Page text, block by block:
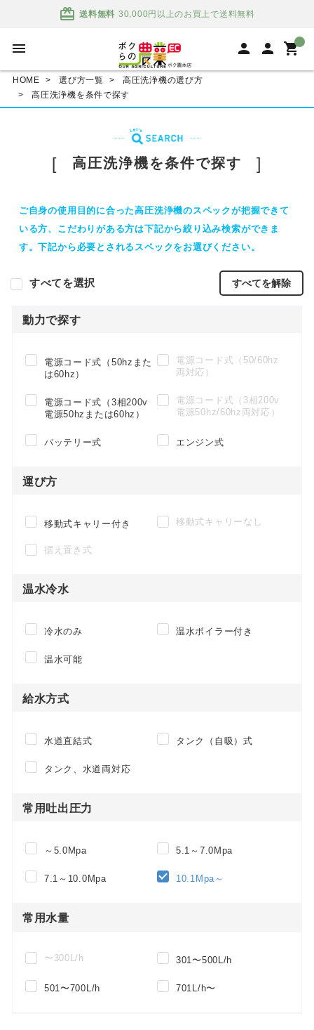
card_giftcard 送料無料 30,000円以上のお買上で送料無料
menu person person shopping_cart
HOME 選び方一覧
高圧洗浄機の選び方
高圧洗浄機を条件で探す
高圧洗浄機を条件で探す
ご自身の使用目的に合った高圧洗浄機のスペックが把握できて
いる方、こだわりがある方は下記から絞り込み検索ができま
す。下記から必要とされるスペックをお選びください。
すべてを選択 すべてを解除
動力で探す
電源コード式（50hzまた
は60hz）
電源コード式（50/60hz
両対応）
電源コード式（3相200v
電源50hzまたは60hz）
電源コード式（3相200v
電源50hz/60hz両対応）
バッテリー式 エンジン式
運び方
移動式キャリー付き 移動式キャリーなし
据え置き式
温水冷水
冷水のみ 温水ボイラー付き
温水可能
給水方式
水道直結式 タンク（自吸）式
タンク、水道両対応
常用吐出圧力
～5.0Mpa 5.1～7.0Mpa
7.1～10.0Mpa 10.1Mpa～
常用水量
〜300L/h 301〜500L/h
501〜700L/h 701L/h〜